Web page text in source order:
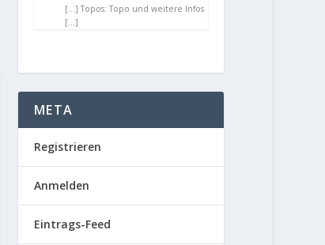
[…] Topos: Topo und weitere Infos
[…]
META
Registrieren
Anmelden
Eintrags-Feed